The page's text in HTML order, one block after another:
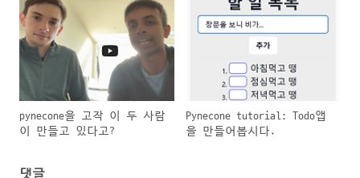
pynecone을 고작 이 두 사람
이 만들고 있다고?
Pynecone tutorial: Todo앱
을 만들어봅시다.
댓글